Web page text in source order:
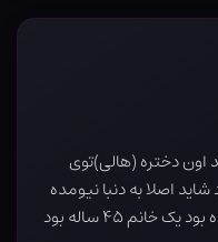
اون دختره (هالی)توی
اصلا به دنبا نیومده
۴۵ ساله بود